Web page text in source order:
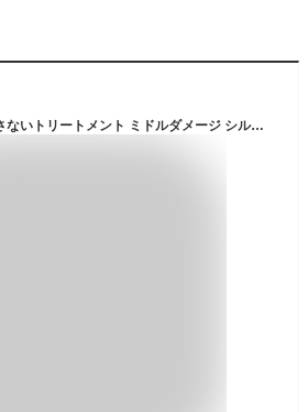
NILE ヘアミルク 洗い流さないトリートメント ミドルダメージ シルキースムース (APPLE BLOOM（フローラル）の香り)